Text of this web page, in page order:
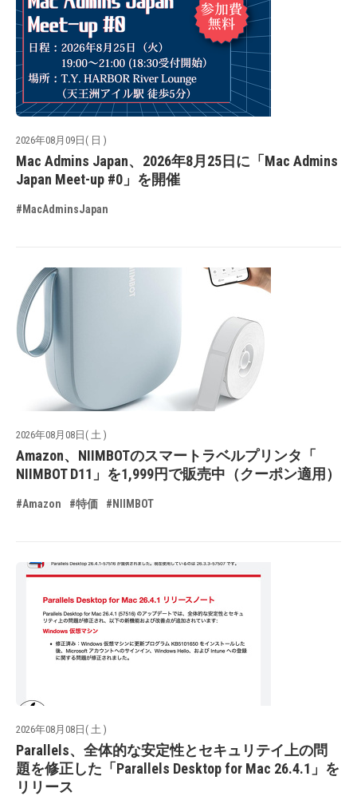
2026年08月09日( 日 )
Mac Admins Japan、2026年8月25日に「Mac Admins
Japan Meet-up #0」を開催
#MacAdminsJapan
2026年08月08日( 土 )
Amazon、NIIMBOTのスマートラベルプリンタ「
NIIMBOT D11」を1,999円で販売中（クーポン適用）
#Amazon #特価 #NIIMBOT
2026年08月08日( 土 )
Parallels、全体的な安定性とセキュリテイ上の問
題を修正した「Parallels Desktop for Mac 26.4.1」を
リリース